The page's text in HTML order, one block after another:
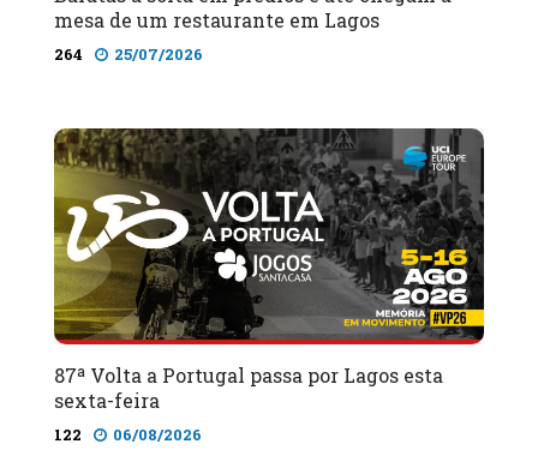
mesa de um restaurante em Lagos
264 25/07/2026
87ª Volta a Portugal passa por Lagos esta
sexta-feira
122 06/08/2026